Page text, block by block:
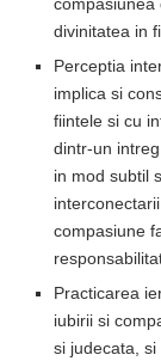
divinitatea in
Perceptia
implica si
fiintele si cu
dintr-un
in mod subtil
compasiune
Practicarea
iubirii si
si judecata,